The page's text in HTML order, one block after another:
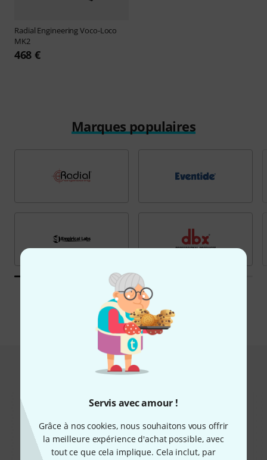
Servis avec amour !
Grâce à nos cookies, nous souhaitons vous offrir
la meilleure expérience d'achat possible, avec
tout ce que cela implique. Cela inclut, par
Radial EngineeringVoco-Loco
MK2
468 €
Marques populaires
Toutes les marques
Hot Deals